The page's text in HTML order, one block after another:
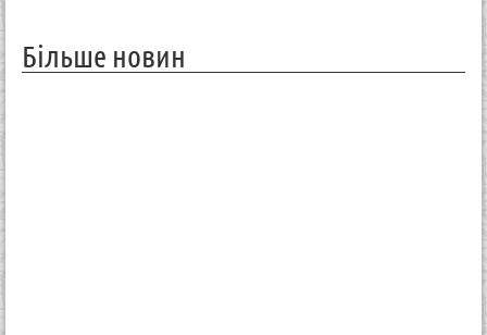
Більше новин